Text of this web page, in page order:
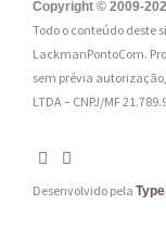
*
Copyright © 2009-
Todo o conteúdo deste
LackmanPontoCom.
sem prévia
LTDA – CNPJ/MF
Desenvolvido pela